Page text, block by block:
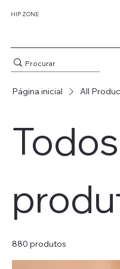
HIP ZONE
Página inicial All
880 produtos